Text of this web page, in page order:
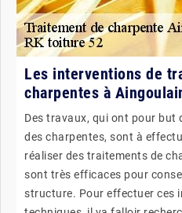
Les interventions de
charpentes à
Des travaux, qui ont pour
des charpentes, sont à
réaliser des traitements de
sont très efficaces pour
structure. Pour effectuer ces